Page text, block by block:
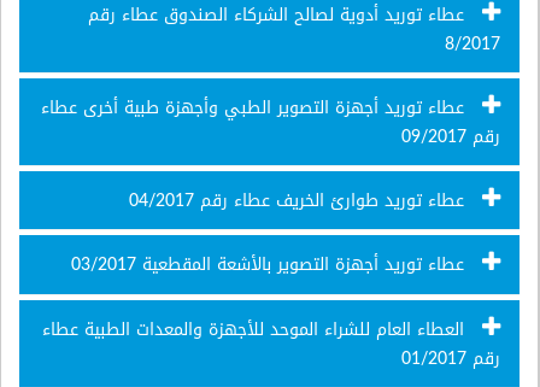
عطاء توريد أدوية لصالح الشركاء الصندوق عطاء رقم
8/2017
عطاء توريد أجهزة التصوير الطبي وأجهزة طبية أخرى عطاء
رقم 09/2017
عطاء توريد طوارئ الخريف عطاء رقم 04/2017
عطاء توريد أجهزة التصوير بالأشعة المقطعية 03/2017
العطاء العام للشراء الموحد للأجهزة والمعدات الطبية عطاء
رقم 01/2017